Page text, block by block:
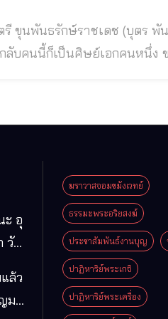
ลับคนนี้ก็เป็นศิษย์เอกคนหนึ่ง
ะ อุ
วัด
คาม
ล้ว
มา
ฆราวาสจอมขมังเวทย์
ธรรมะพระอริยสงฆ์
ประชาสัมพันธ์งานบุญ
ปาฏิหาริย์พระเกจิ
ปาฏิหาริย์พระเครื่อง